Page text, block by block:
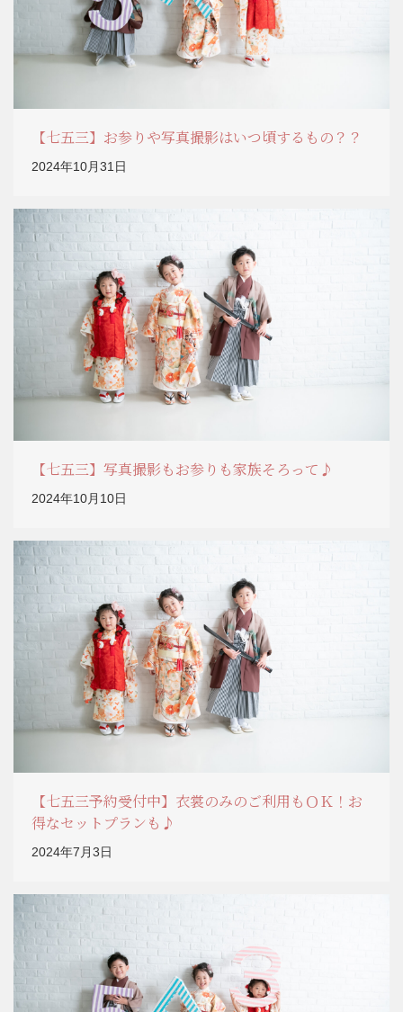
【七五三】お参りや写真撮影はいつ頃するもの？？
2024年10月31日
【七五三】写真撮影もお参りも家族そろって♪
2024年10月10日
【七五三予約受付中】衣裳のみのご利用もＯＫ！お
得なセットプランも♪
2024年7月3日